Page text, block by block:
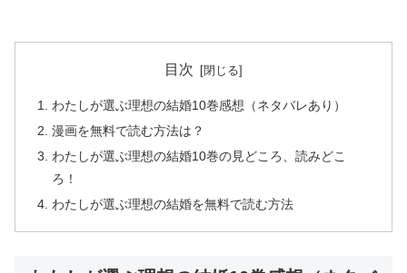
目次
わたしが選ぶ理想の結婚10巻感想（ネタバレあり）
漫画を無料で読む方法は？
わたしが選ぶ理想の結婚10巻の見どころ、読みどこ
ろ！
わたしが選ぶ理想の結婚を無料で読む方法